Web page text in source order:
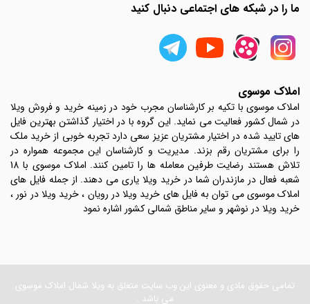
ما را در شبکه های اجتماعی دنبال کنید
املاک موسوی
املاک موسوی با تکیه بر کارشناسان مجرب خود در زمینه خرید و فروش ویلا
در شمال کشور فعالیت می نماید. این گروه با در اختیار گذاشتن بهترین فایل
های تایید شده در اختیار مشتریان عزیز سعی دارد تجربه خوبی از خرید ملک
را برای مشتریان رقم بزند. مدیریت و کارشناسان این مجموعه همواره در
تلاش هستند رضایت طرفین معامله ها را تامین کنند. املاک موسوی با 18
شعبه فعال در مازندران شما در خرید ویلا یاری می دهند. از جمله فایل های
املاک موسوی می توان به فایل های خرید ویلا در رویان ، خرید ویلا در نور ،
خرید ویلا در نوشهر و سایر مناطق شمالی کشور اشاره نمود
تمامی حقوق مادی و معنوی این وب سایت متعلق به ویلا شمال املاک موسوی
می باشد .